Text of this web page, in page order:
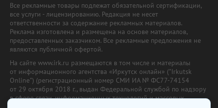
Все рекламные товары подлежат обязательной сертификации,
все услуги - лицензированию. Редакция не несет
ответственности за содержание рекламных материалов.
Реклама изготовлена и размещена на основе материалов,
предоставленных заказчиком. Все рекламные предложения не
являются публичной офертой.
На сайте www.irk.ru размещаются в том числе и материалы
от информационного агентства «Иркутск онлайн» ("Irkutsk
Online") (регистрационный номер СМИ ИА № ФС77-74154
от 29 октября 2018 г., выдан Федеральной службой по надзору
в сфере связи, информационных технологий и массовых